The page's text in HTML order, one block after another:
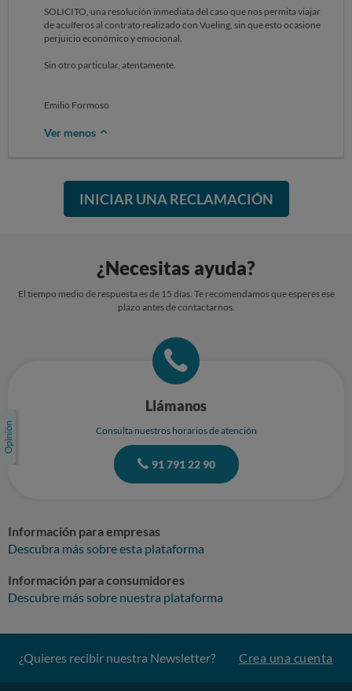
SOLICITO, una resolución inmediata del caso que nos permita viajar
de acuíferos al contrato realizado con Vueling, sin que esto ocasione
perjuicio económico y emocional.
Sin otro particular, atentamente.
Emilio Formoso
Ver menos
INICIAR UNA RECLAMACIÓN
¿Necesitas ayuda?
El tiempo medio de respuesta es de 15 días. Te recomendamos que esperes ese
plazo antes de contactarnos.
Llámanos
Consulta nuestros horarios de atención
91 791 22 90
Información para empresas
Descubra más sobre esta plataforma
Información para consumidores
Descubre más sobre nuestra plataforma
¿Quieres recibir nuestra Newsletter? Crea una cuenta